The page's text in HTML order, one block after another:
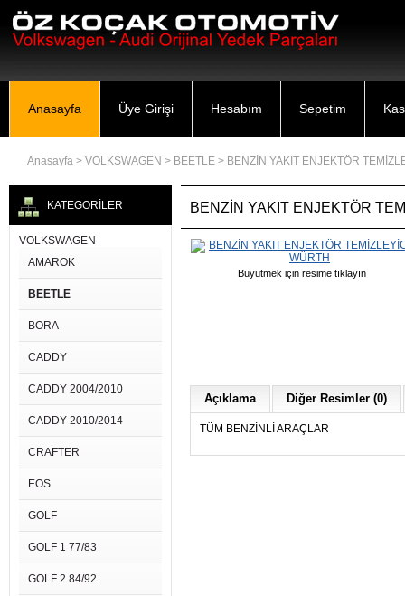
Anasayfa Üye Girişi Hesabım Sepetim
Anasayfa > VOLKSWAGEN > BEETLE > BENZİN YAKIT ENJEKTÖR
KATEGORİLER
VOLKSWAGEN
AMAROK
BEETLE
BORA
CADDY
CADDY 2004/2010
CADDY 2010/2014
CRAFTER
EOS
GOLF
GOLF 1 77/83
GOLF 2 84/92
BENZİN YAKIT ENJEKTÖR
Büyütmek için resime tıklayın
Açıklama Diğer Resimler (0)
TÜM BENZİNLİ ARAÇLAR